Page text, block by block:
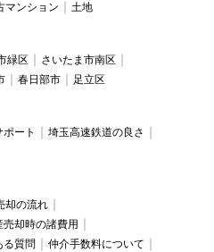
マンション 土地
緑区
さいたま市南区
春日部市 足立区
ート
埼玉高速鉄道の良さ
却の流れ
売却時の諸費用
る質問
仲介手数料について